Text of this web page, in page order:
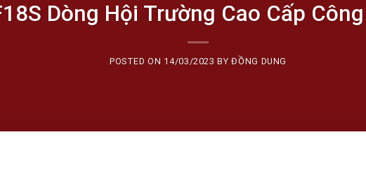
Dòng Hội Trường Cao Cấp
POSTED ON 14/03/2023 BYĐỒNG DUNG